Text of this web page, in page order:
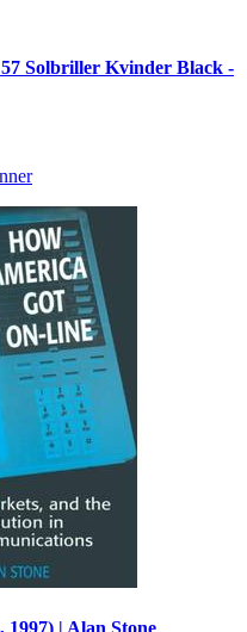
Solbriller Kvinder Black -